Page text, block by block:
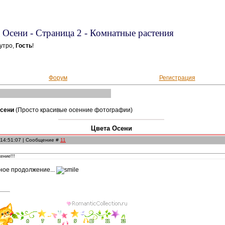
Осени - Страница 2 - Комнатные растения
Гость!
Форум Регистрация
(Просто красивые осенние фотографии)
Цвета Осени
| Сообщение # 11
продолжение...